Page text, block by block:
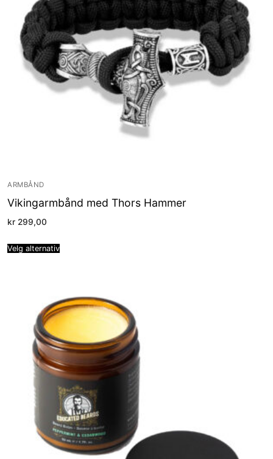
ARMBÅND
Vikingarmbånd med Thors Hammer
kr 299,00
Velg alternativ